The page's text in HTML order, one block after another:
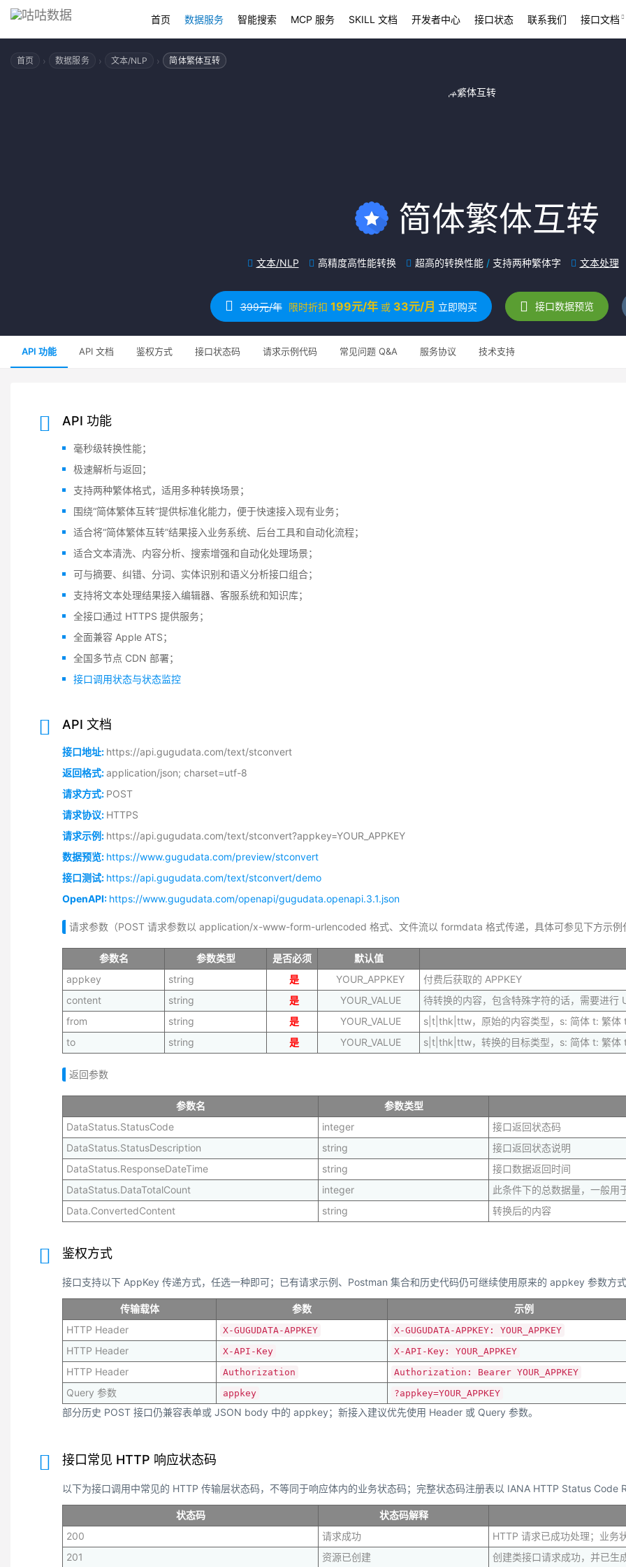
首页 数据服务 智能搜索 MCP 服务 SKILL 文档 开发者中心 接口状态 联系我们 接口文档
首页 › 数据服务 › 文本/NLP › 简体繁体互转
简体繁体互转
文本/NLP 高精度高性能转换 超高的转换性能/ 支持两种繁体字 文本处理
399元/年 限时折扣 199元/年 或 33元/月 立即购买 接口数据预览
API 功能 API 文档 鉴权方式 接口状态码 请求示例代码 常见问题 Q&A 服务协议 技术支持
API 功能
毫秒级转换性能；
极速解析与返回；
支持两种繁体格式，适用多种转换场景；
围绕“简体繁体互转”提供标准化能力，便于快速接入现有业务；
适合将“简体繁体互转”结果接入业务系统、后台工具和自动化流程；
适合文本清洗、内容分析、搜索增强和自动化处理场景；
可与摘要、纠错、分词、实体识别和语义分析接口组合；
支持将文本处理结果接入编辑器、客服系统和知识库；
全接口通过 HTTPS 提供服务；
全面兼容 Apple ATS；
全国多节点 CDN 部署；
接口调用状态与状态监控
API 文档
接口地址: https://api.gugudata.com/text/stconvert
返回格式:application/json; charset=utf-8
请求方式: POST
请求协议: HTTPS
请求示例: https://api.gugudata.com/text/stconvert?appkey=YOUR_APPKEY
数据预览: https://www.gugudata.com/preview/stconvert
接口测试: https://api.gugudata.com/text/stconvert/demo
OpenAPI: https://www.gugudata.com/openapi/gugudata.openapi.3.1.json
请求参数（POST 请求参数以 application/x-www-form-urlencoded 格式、文件流以 formdata 格式传递，具体可参见下方示例
参数名 参数类型 是否必须
默认值
appkey
string 是 YOUR_APPKEY
付费后获取的 APPKEY
content
string 是 YOUR_VALUE
待转换的内容，包含特殊字符的话，需要进行
from
string 是 YOUR_VALUE
s|t|thk|ttw，原始的内容类型，s: 简体 t: 繁体
to
string 是 YOUR_VALUE s|t|thk|ttw，转换的目标类型，s: 简体 t: 繁体
返回参数
参数名
参数类型
DataStatus.StatusCode
integer
接口返回状态码
DataStatus.StatusDescription
string
接口返回状态说明
DataStatus.ResponseDateTime
string
接口数据返回时间
DataStatus.DataTotalCount
integer
此条件下的总数据量，一般用
Data.ConvertedContent
string 转换后的内容
鉴权方式
接口支持以下 AppKey 传递方式，任选一种即可；已有请求示例、Postman 集合和历史代码仍可继续使用原来的 appkey 参数方
传输载体 参数
示例
HTTP Header
X-GUGUDATA-APPKEY X-GUGUDATA-APPKEY: YOUR_APPKEY
HTTP Header X-API-Key X-API-Key: YOUR_APPKEY
HTTP Header Authorization Authorization: Bearer YOUR_APPKEY
Query 参数 appkey ?appkey=YOUR_APPKEY
部分历史 POST 接口仍兼容表单或 JSON body 中的 appkey；新接入建议优先使用 Header 或 Query 参数。
接口常见 HTTP 响应状态码
以下为接口调用中常见的 HTTP 传输层状态码，不等同于响应体内的业务状态码；完整状态码注册表以 IANA HTTP Status Code
状态码
状态码解释
200
请求成功
HTTP 请求已成功处理；业务
201
资源已创建 创建类接口请求成功，并已生